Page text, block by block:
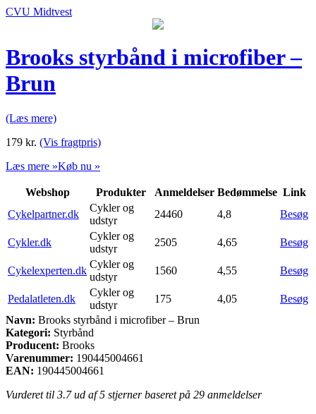
CVU Midtvest
Brooks styrbånd i microfiber –
Brun
(Læs mere)
179 kr. (Vis fragtpris)
Læs mere »Køb nu »
Webshop Produkter Anmeldelser Bedømmelse Link
Cykelpartner.dk
Cykler og
udstyr
24460 4,8 Besøg
Cykler.dk
Cykler og
udstyr
2505 4,65 Besøg
Cykelexperten.dk
Cykler og
udstyr
1560 4,55 Besøg
Pedalatleten.dk
Cykler og
udstyr
175 4,05
Besøg
Navn: Brooks styrbånd i microfiber – Brun
Kategori: Styrbånd
Producent: Brooks
Varenummer: 190445004661
EAN: 190445004661
Vurderet til 3.7ud af 5 stjerner baseret på 29 anmeldelser